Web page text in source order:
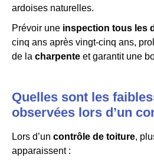
ardoises naturelles.
Prévoir une inspection tous les
cinq ans après vingt-cinq ans,
de la charpente et garantit une
Quelles sont les
observées lors d’un
Lors d’un contrôle de toiture,
apparaissent :